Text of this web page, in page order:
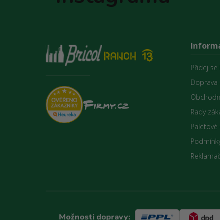
Přidej se
Doprava
Rady
Možnosti dopravy: